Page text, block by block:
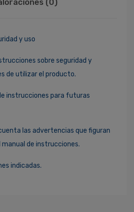
y uso
sobre seguridad y
de utilizar el producto.
instrucciones para futuras
las advertencias que figuran
de instrucciones.
indicadas.